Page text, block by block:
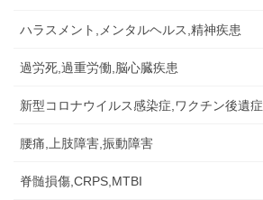
ハラスメント,メンタルヘルス,精神疾患
過労死,過重労働,脳心臓疾患
新型コロナウイルス感染症,ワクチン後遺症
腰痛,上肢障害,振動障害
脊髄損傷,CRPS,MTBI